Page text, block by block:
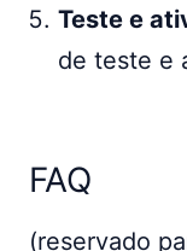
Teste e
de teste e
FAQ
(reservado